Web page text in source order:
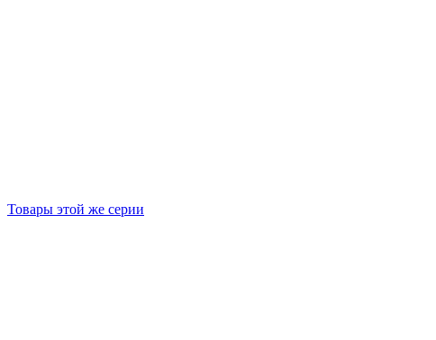
Товары этой же серии